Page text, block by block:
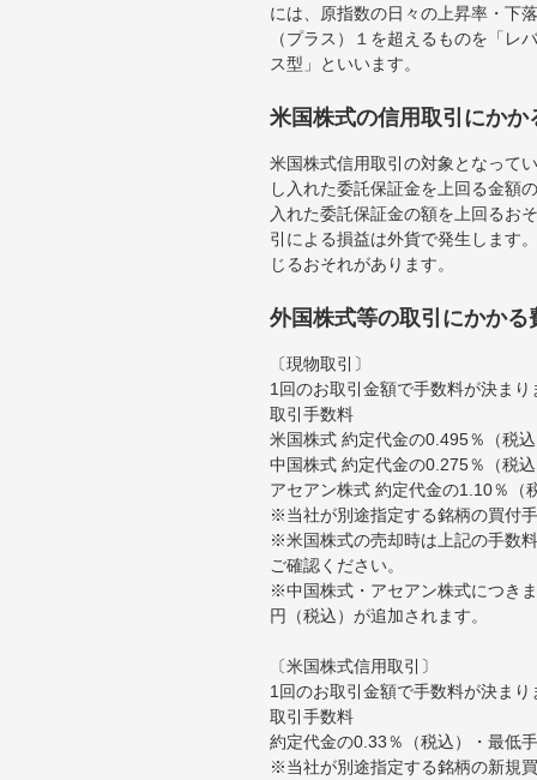
には、原指数の日々の上昇率・下
（プラス）１を超えるものを「
ス型」といいます。
米国株式の信用取引にかか
米国株式信用取引の対象となって
し入れた委託保証金を上回る金額
入れた委託保証金の額を上回るお
引による損益は外貨で発生します
じるおそれがあります。
外国株式等の取引にかかる
〔現物取引〕
1回のお取引金額で手数料が決まり
取引手数料
米国株式 約定代金の0.495％（税
中国株式 約定代金の0.275％（税
アセアン株式 約定代金の1.10％（
※当社が別途指定する銘柄の買付
※米国株式の売却時は上記の手数
ご確認ください。
※中国株式・アセアン株式につき
円（税込）が追加されます。
〔米国株式信用取引〕
1回のお取引金額で手数料が決まり
取引手数料
約定代金の0.33％（税込）・最低
※当社が別途指定する銘柄の新規